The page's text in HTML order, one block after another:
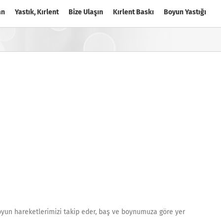
Yastık, Kırlent Bize Ulaşın Kırlent Baskı Boyun Yastığı
hareketlerimizi takip eder, baş ve boynumuza göre yer